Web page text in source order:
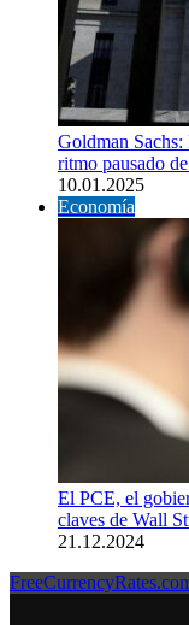
Goldman Sachs:
ritmo pausado
10.01.2025
Economía
El PCE, el
claves de Wall
21.12.2024